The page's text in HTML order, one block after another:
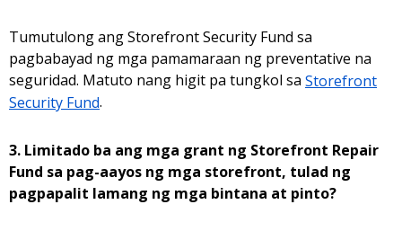
Tumutulong ang Storefront Security Fund sa
pagbabayad ng mga pamamaraan ng preventative na
seguridad. Matuto nang higit pa tungkol sa Storefront
Security Fund.
3. Limitado ba ang mga grant ng Storefront Repair
Fund sa pag-aayos ng mga storefront, tulad ng
pagpapalit lamang ng mga bintana at pinto?